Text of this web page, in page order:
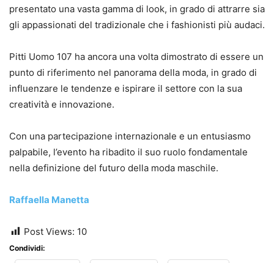
presentato una vasta gamma di look, in grado di attrarre sia
gli appassionati del tradizionale che i fashionisti più audaci.
Pitti Uomo 107 ha ancora una volta dimostrato di essere un
punto di riferimento nel panorama della moda, in grado di
influenzare le tendenze e ispirare il settore con la sua
creatività e innovazione.
Con una partecipazione internazionale e un entusiasmo
palpabile, l’evento ha ribadito il suo ruolo fondamentale
nella definizione del futuro della moda maschile.
Raffaella Manetta
Post Views: 10
Condividi: